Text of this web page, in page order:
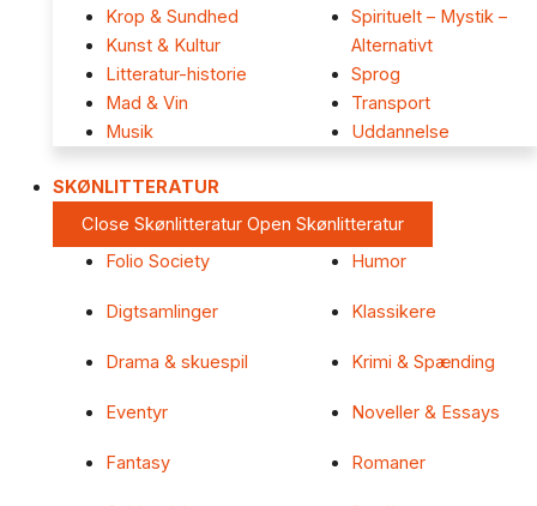
Krop & Sundhed
Kunst & Kultur
Litteratur-historie
Mad & Vin
Musik
Spirituelt – Mystik –
Alternativt
Sprog
Transport
Uddannelse
SKØNLITTERATUR
Close Skønlitteratur Open Skønlitteratur
Folio Society
Digtsamlinger
Drama & skuespil
Eventyr
Fantasy
Humor
Klassikere
Krimi & Spænding
Noveller & Essays
Romaner